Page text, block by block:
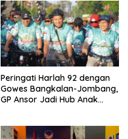
Peringati Harlah 92 dengan
Gowes Bangkalan-Jombang,
GP Ansor Jadi Hub Anak